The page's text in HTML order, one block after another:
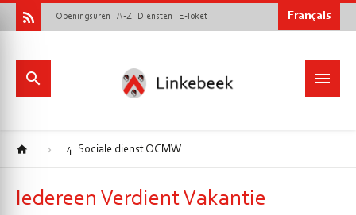
Français
Openingsuren A-Z Diensten E-loket
4. Sociale dienst OCMW
Iedereen Verdient Vakantie